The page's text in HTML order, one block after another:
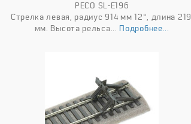
PECO SL-E196
Стрелка левая, радиус 914 мм 12°, длина 219
мм. Высота рельса...Подробнее...